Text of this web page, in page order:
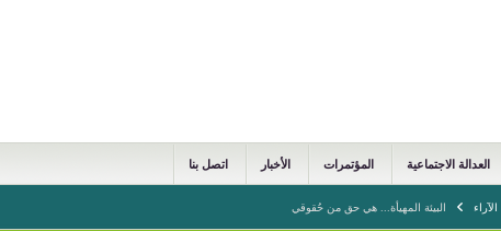
العدالة الاجتماعية المؤتمرات الأخبار اتصل بنا
الآراء البيئة المهيأة... هي حق من حُقوقي